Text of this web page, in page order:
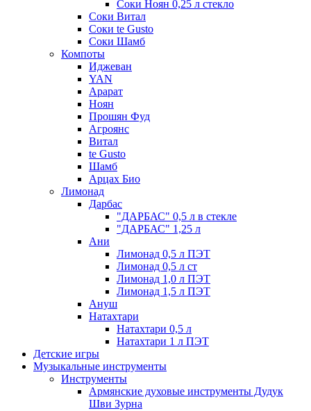
Соки Ноян 0,25 л стекло
Соки Витал
Соки te Gusto
Соки Шамб
Компоты
Иджеван
YAN
Арарат
Ноян
Прошян Фуд
Агроянс
Витал
te Gusto
Шамб
Арцах Био
Лимонад
Дарбас
"ДАРБАС" 0,5 л в стекле
"ДАРБАС" 1,25 л
Ани
Лимонад 0,5 л ПЭТ
Лимонад 0,5 л ст
Лимонад 1,0 л ПЭТ
Лимонад 1,5 л ПЭТ
Ануш
Натахтари
Натахтари 0,5 л
Натахтари 1 л ПЭТ
Детские игры
Музыкальные инструменты
Инструменты
Армянские духовые инструменты Дудук
Шви Зурна